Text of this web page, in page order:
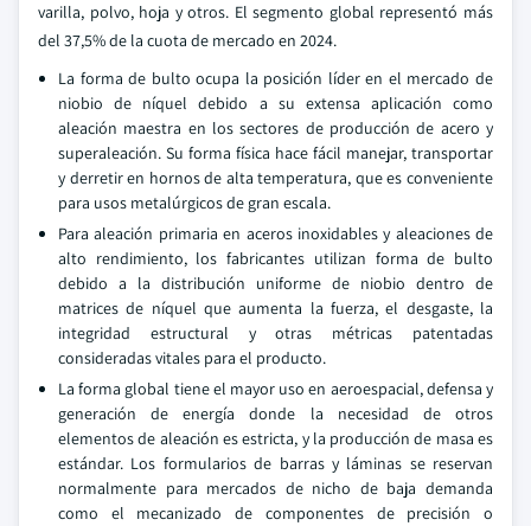
varilla, polvo, hoja y otros. El segmento global representó más
del 37,5% de la cuota de mercado en 2024.
La forma de bulto ocupa la posición líder en el mercado de
niobio de níquel debido a su extensa aplicación como
aleación maestra en los sectores de producción de acero y
superaleación. Su forma física hace fácil manejar, transportar
y derretir en hornos de alta temperatura, que es conveniente
para usos metalúrgicos de gran escala.
Para aleación primaria en aceros inoxidables y aleaciones de
alto rendimiento, los fabricantes utilizan forma de bulto
debido a la distribución uniforme de niobio dentro de
matrices de níquel que aumenta la fuerza, el desgaste, la
integridad estructural y otras métricas patentadas
consideradas vitales para el producto.
La forma global tiene el mayor uso en aeroespacial, defensa y
generación de energía donde la necesidad de otros
elementos de aleación es estricta, y la producción de masa es
estándar. Los formularios de barras y láminas se reservan
normalmente para mercados de nicho de baja demanda
como el mecanizado de componentes de precisión o